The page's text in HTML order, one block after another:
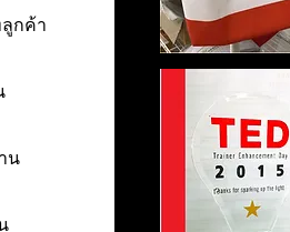
กค้า
น